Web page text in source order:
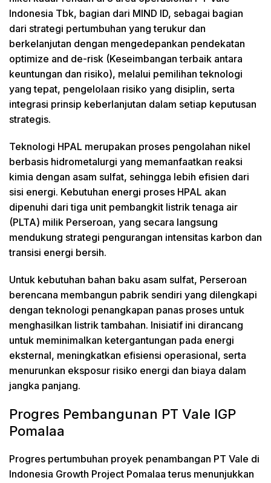
Indonesia Tbk, bagian dari MIND ID, sebagai bagian
dari strategi pertumbuhan yang terukur dan
berkelanjutan dengan mengedepankan pendekatan
optimize and de-risk (Keseimbangan terbaik antara
keuntungan dan risiko), melalui pemilihan teknologi
yang tepat, pengelolaan risiko yang disiplin, serta
integrasi prinsip keberlanjutan dalam setiap keputusan
strategis.
Teknologi HPAL merupakan proses pengolahan nikel
berbasis hidrometalurgi yang memanfaatkan reaksi
kimia dengan asam sulfat, sehingga lebih efisien dari
sisi energi. Kebutuhan energi proses HPAL akan
dipenuhi dari tiga unit pembangkit listrik tenaga air
(PLTA) milik Perseroan, yang secara langsung
mendukung strategi pengurangan intensitas karbon dan
transisi energi bersih.
Untuk kebutuhan bahan baku asam sulfat, Perseroan
berencana membangun pabrik sendiri yang dilengkapi
dengan teknologi penangkapan panas proses untuk
menghasilkan listrik tambahan. Inisiatif ini dirancang
untuk meminimalkan ketergantungan pada energi
eksternal, meningkatkan efisiensi operasional, serta
menurunkan eksposur risiko energi dan biaya dalam
jangka panjang.
Progres Pembangunan PT Vale IGP
Pomalaa
Progres pertumbuhan proyek penambangan PT Vale di
Indonesia Growth Project Pomalaa terus menunjukkan